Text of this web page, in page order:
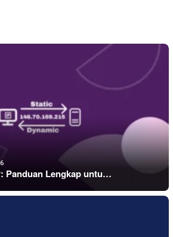
Panduan Lengkap untu…